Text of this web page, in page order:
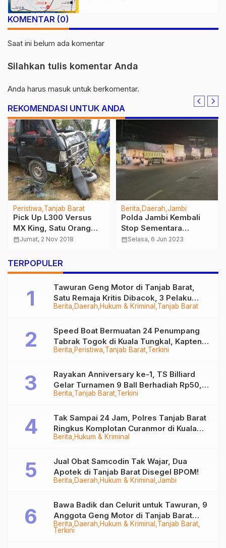
KOMENTAR (0)
Saat ini belum ada komentar
Silahkan tulis komentar Anda
Anda harus masuk untuk berkomentar.
REKOMENDASI UNTUK ANDA
Peristiwa Tanjab Barat
Pick Up L300 Versus
MX King, Satu Orang
Meninggal Dunia
calendar_monthJumat, 2 Nov 2018
Berita Daerah Jambi
Polda Jambi Kembali
Stop Sementara
Mobilisasi Angkutan
calendar_monthSelasa, 6 Jun 2023
TERPOPULER
Berita Daerah Hukum & Kriminal Tanjab Barat
Tawuran Geng Motor di Tanjab Barat,
Satu Remaja Kritis Dibacok, 3 Pelaku
Ditangkap
Berita Peristiwa Tanjab Barat Terkini
Speed Boat Bermuatan 24 Penumpang
Tabrak Togok di Kuala Tungkal, Kapten
Sempat Hilang
Berita Tanjab Barat Terkini
Rayakan Anniversary ke-1, TS Billiard
Gelar Turnamen 9 Ball Berhadiah Rp50,8
Juta
Berita Hukum & Kriminal
Tak Sampai 24 Jam, Polres Tanjab Barat
Ringkus Komplotan Curanmor di Kuala
Tungkal
Berita Daerah Hukum & Kriminal Jambi
Jual Obat Samcodin Tak Wajar, Dua
Apotek di Tanjab Barat Disegel BPOM!
Berita Daerah Hukum & Kriminal Tanjab Barat
Terkini
Bawa Badik dan Celurit untuk Tawuran, 9
Anggota Geng Motor di Tanjab Barat
Diringkus